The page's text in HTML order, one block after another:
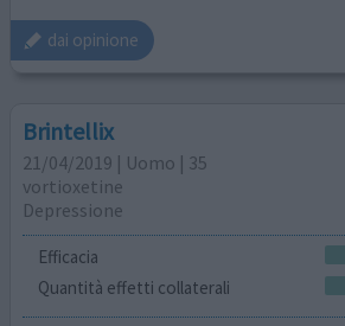
dai opinione
Brintellix
21/04/2019 | Uomo | 35
vortioxetine
Depressione
Efficacia
Quantità effetti collaterali